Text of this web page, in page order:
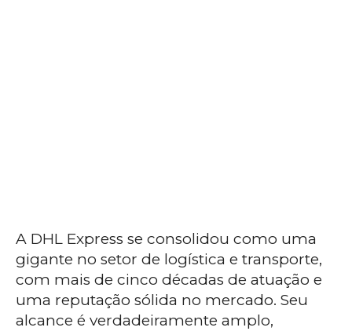
A DHL Express se consolidou como uma
gigante no setor de logística e transporte,
com mais de cinco décadas de atuação e
uma reputação sólida no mercado. Seu
alcance é verdadeiramente amplo,